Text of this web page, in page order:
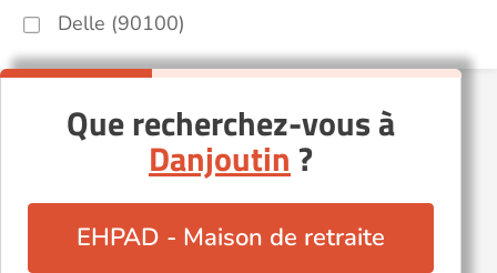
Delle (90100)
Que recherchez-vous à
Danjoutin ?
EHPAD - Maison de retraite